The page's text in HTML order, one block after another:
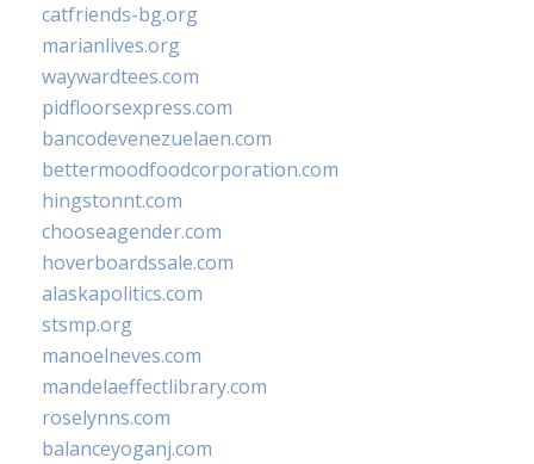
catfriends-bg.org
marianlives.org
waywardtees.com
pidfloorsexpress.com
bancodevenezuelaen.com
bettermoodfoodcorporation.com
hingstonnt.com
chooseagender.com
hoverboardssale.com
alaskapolitics.com
stsmp.org
manoelneves.com
mandelaeffectlibrary.com
roselynns.com
balanceyoganj.com